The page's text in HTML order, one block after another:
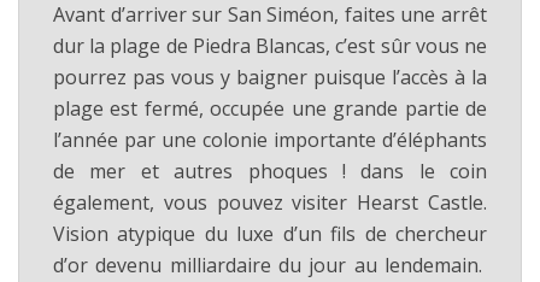
Avant d’arriver sur San Siméon, faites une arrêt
dur la plage de Piedra Blancas, c’est sûr vous ne
pourrez pas vous y baigner puisque l’accès à la
plage est fermé, occupée une grande partie de
l’année par une colonie importante d’éléphants
de mer et autres phoques ! dans le coin
également, vous pouvez visiter Hearst Castle.
Vision atypique du luxe d’un fils de chercheur
d’or devenu milliardaire du jour au lendemain.